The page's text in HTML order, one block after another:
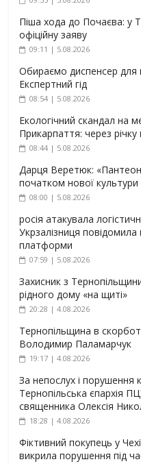
Піша хода до Почаєва: у
офіційну заяву
09:11 | 5.08.2026
Обираємо диспенсер
Експертний гід
08:54 | 5.08.2026
Екологічний скандал на
Прикарпаття: через
08:44 | 5.08.2026
Дарця Веретюк:
початком нової культури
08:00 | 5.08.2026
росія атакувала
Укрзалізниця повідомила
платформи
07:59 | 5.08.2026
Захисник з
рідного дому «на щиті»
20:28 | 4.08.2026
Тернопільщина в
Володимир Паламарчук
19:17 | 4.08.2026
За непослух і порушення
Тернопільська єпархія
священника Олексія
18:28 | 4.08.2026
Фіктивний покупець у
викрила порушення під